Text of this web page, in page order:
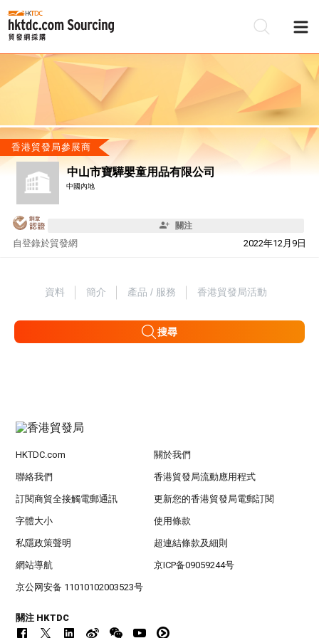
香港貿發局參展商
中山市寶驊嬰童用品有限公司
中國內地
關注
自 2022年12月9日
登錄於貿發網
資料 簡介 產品 / 服務 香港貿發局活動
搜尋
HKTDC.com 關於我們
聯絡我們 香港貿發局流動應用程式
訂閱商貿全接觸電郵通訊 更新您的香港貿發局電郵訂閱
字體大小 使用條款
私隱政策聲明 超連結條款及細則
網站導航 京ICP备09059244号
京公网安备 11010102003523号
關注 HKTDC